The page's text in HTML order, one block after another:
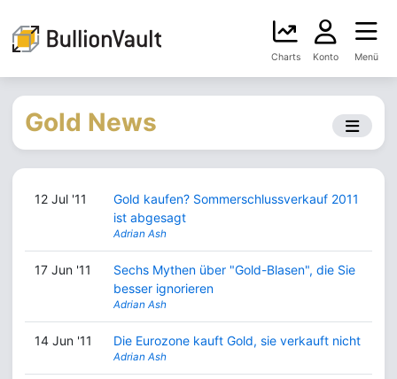
Charts Konto Menü
Gold News
12 Jul '11
Gold kaufen? Sommerschlussverkauf 2011
ist abgesagt
Adrian Ash
17 Jun '11
Sechs Mythen über "Gold-Blasen", die Sie
besser ignorieren
Adrian Ash
14 Jun '11 Die Eurozone kauft Gold, sie verkauft nicht
Adrian Ash